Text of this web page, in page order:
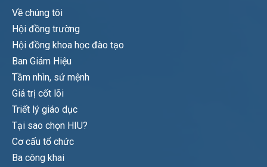
Về chúng tôi
Hội đồng trường
Hội đồng khoa học đào tạo
Ban Giám Hiệu
Tầm nhìn, sứ mệnh
Giá trị cốt lõi
Triết lý giáo dục
Tại sao chọn HIU?
Cơ cấu tổ chức
Ba công khai